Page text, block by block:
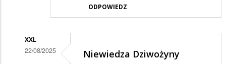
ODPOWIEDZ
XXL
22/08/2025 Niewiedza Dziwożyny